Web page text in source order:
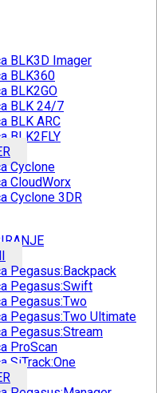
BLK3D Imager
BLK360
BLK2GO
BLK 24/7
BLK ARC
BLK2FLY
Cyclone
CloudWorx
Cyclone 3DR
Pegasus:Backpack
Pegasus:Swift
Pegasus:Two
Pegasus:Two Ultimate
Pegasus:Stream
ProScan
SiTrack:One